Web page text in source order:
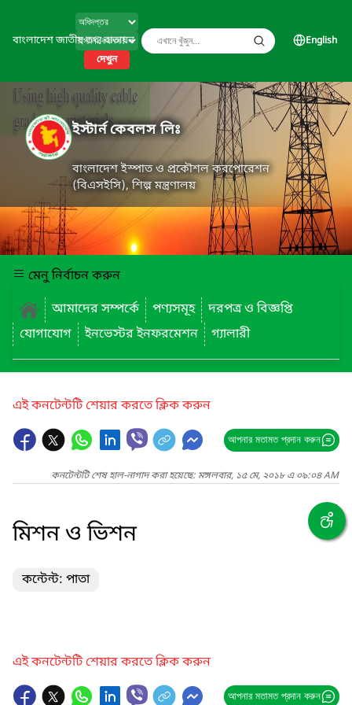
বাংলাদেশ জাতীয় তথ্য বাতায়ন
দেখুন
English
ইস্টার্ন কেবলস লিঃ
বাংলাদেশ ইস্পাত ও প্রকৌশল করপোরেশন
(বিএসইসি), শিল্প মন্ত্রণালয়
মেনু নির্বাচন করুন
আমাদের সম্পর্কে
পণ্যসমূহ
দরপত্র ও বিজ্ঞপ্তি
যোগাযোগ
ইনভেস্টর ইনফরমেশন গ্যালারী
এই কনটেন্টটি শেয়ার করতে ক্লিক করুন
আপনার মতামত প্রদান করুন
কনটেন্টটি শেষ হাল-নাগাদ করা হয়েছে: মঙ্গলবার, ১৫ মে, ২০১৮ এ ০৯:০৪ AM
মিশন ও ভিশন
কন্টেন্ট: পাতা
এই কনটেন্টটি শেয়ার করতে ক্লিক করুন
আপনার মতামত প্রদান করুন